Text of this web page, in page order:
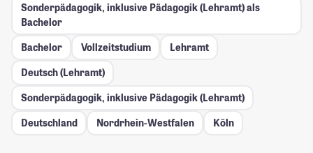
Sonderpädagogik, inklusive Pädagogik (Lehramt) als
Bachelor
Bachelor
Vollzeitstudium
Lehramt
Deutsch (Lehramt)
Sonderpädagogik, inklusive Pädagogik (Lehramt)
Deutschland
Nordrhein-Westfalen Köln